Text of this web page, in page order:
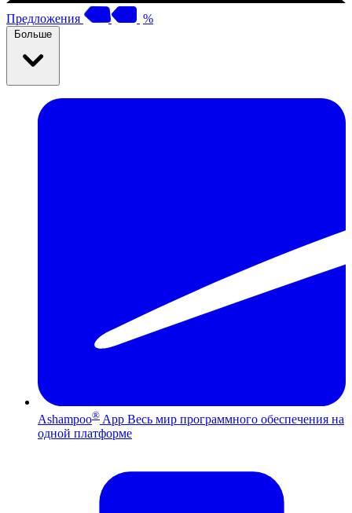
Предложения %
Больше
Ashampoo® App Весь мир программного обеспечения на
одной платформе